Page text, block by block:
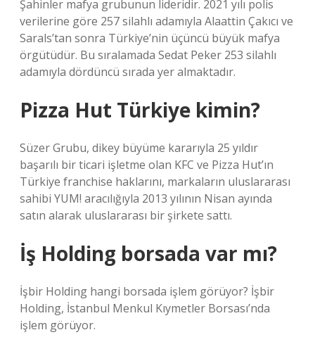
Şahinler mafya grubunun lideridir. 2021 yılı polis
verilerine göre 257 silahlı adamıyla Alaattin Çakıcı ve
Sarals’tan sonra Türkiye’nin üçüncü büyük mafya
örgütüdür. Bu sıralamada Sedat Peker 253 silahlı
adamıyla dördüncü sırada yer almaktadır.
Pizza Hut Türkiye kimin?
Süzer Grubu, dikey büyüme kararıyla 25 yıldır
başarılı bir ticari işletme olan KFC ve Pizza Hut’ın
Türkiye franchise haklarını, markaların uluslararası
sahibi YUM! aracılığıyla 2013 yılının Nisan ayında
satın alarak uluslararası bir şirkete sattı.
İş Holding borsada var mı?
İşbir Holding hangi borsada işlem görüyor? İşbir
Holding, İstanbul Menkul Kıymetler Borsası’nda
işlem görüyor.